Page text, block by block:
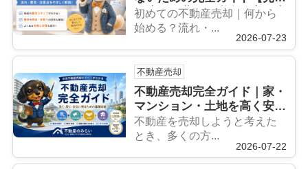
の流れ・費用・税金・高く売
るコツまで徹底解説】
初めての不動産売却｜何から
始める？流れ・...
2026-07-23
不動産売却
不動産売却完全ガイド｜家・
マンション・土地を高く安全
に売る流れと失敗しない方法
不動産を売却しようと考えた
とき、多くの方...
2026-07-22